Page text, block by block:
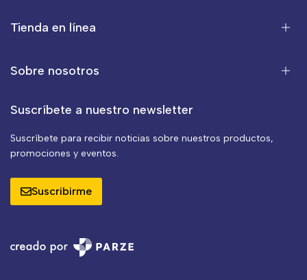
Tienda en línea
Sobre nosotros
Suscríbete a nuestro newsletter
Suscríbete para recibir noticias sobre nuestros productos,
promociones y eventos.
Suscribirme